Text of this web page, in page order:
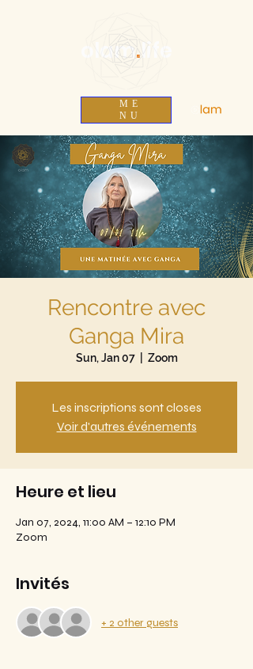
ME
NU
olam.life
Rencontre avec
Ganga Mira
Sun, Jan 07
  |
Zoom
Les inscriptions sont closes
Voir d'autres événements
Heure et lieu
Jan 07, 2024, 11:00 AM – 12:10 PM
Zoom
Invités
+ 2 other guests